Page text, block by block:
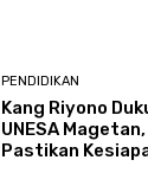
PENDIDIKAN
Kang Riyono
UNESA
Pastikan